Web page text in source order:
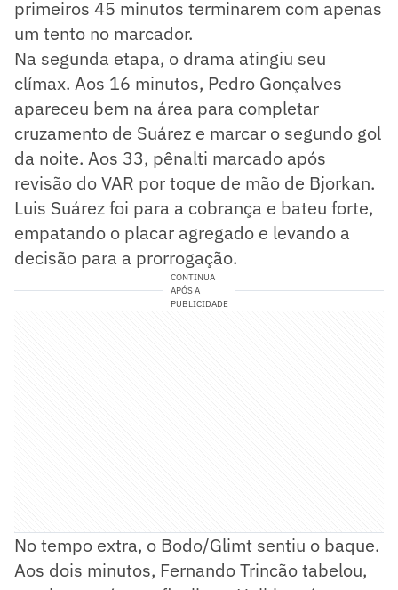
primeiros 45 minutos terminarem com apenas
um tento no marcador.
Na segunda etapa, o drama atingiu seu
clímax. Aos 16 minutos, Pedro Gonçalves
apareceu bem na área para completar
cruzamento de Suárez e marcar o segundo gol
da noite. Aos 33, pênalti marcado após
revisão do VAR por toque de mão de Bjorkan.
Luis Suárez foi para a cobrança e bateu forte,
empatando o placar agregado e levando a
decisão para a prorrogação.
CONTINUA
APÓS A
PUBLICIDADE
No tempo extra, o Bodo/Glimt sentiu o baque.
Aos dois minutos, Fernando Trincão tabelou,